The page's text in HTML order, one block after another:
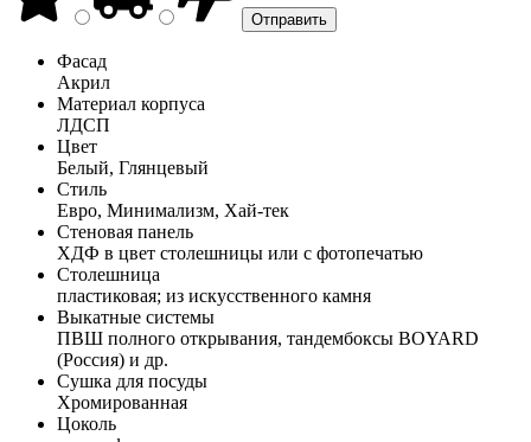
Фасад
Акрил
Материал корпуса
ЛДСП
Цвет
Белый, Глянцевый
Стиль
Евро, Минимализм, Хай-тек
Стеновая панель
ХДФ в цвет столешницы или с фотопечатью
Столешница
пластиковая; из искусственного камня
Выкатные системы
ПВШ полного открывания, тандембоксы BOYARD
(Россия) и др.
Сушка для посуды
Хромированная
Цоколь